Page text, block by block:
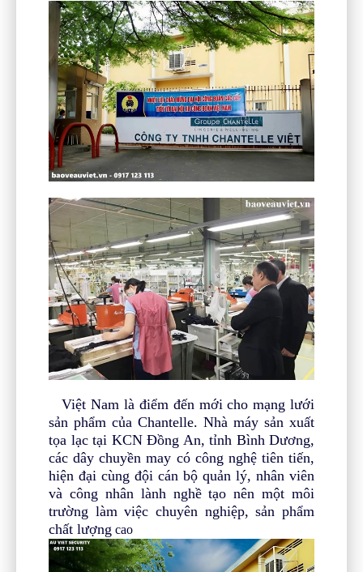
Việt Nam là điểm đến mới cho mạng lưới
sản phẩm của Chantelle. Nhà máy sản xuất
tọa lạc tại KCN Đồng An, tỉnh Bình Dương,
các dây chuyền may có công nghệ tiên tiến,
hiện đại cùng đội cán bộ quản lý, nhân viên
và công nhân lành nghề tạo nên một môi
trường làm việc chuyên nghiệp, sản phẩm
chất lượng cao